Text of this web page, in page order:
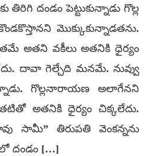
తిరిగి దండం పెట్టుకున్నాడు గొల్ల
మొక్కుకున్నాడతను.
అతని వకీలు అతనికి ధైర్యం
దావా గెల్చేది మనమే. నువ్వు
గొల్లనారాయణ అలాగేనని
అతనికి ధైర్యం చిక్కలేదు.
సామీ” తిరుపతి వెంకన్నను
దండం […]